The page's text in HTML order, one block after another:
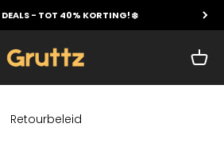
- TOT 40% KORTING! ❄️
Gruttz
Retourbeleid